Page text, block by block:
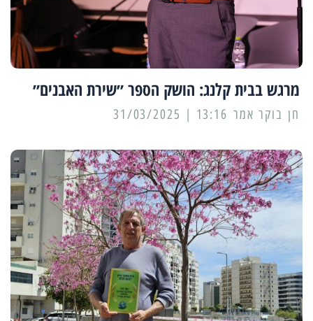
מרגש בבית קלנג: הושק הספר ״שירת האבנים״
13:16 | 31/03/2025